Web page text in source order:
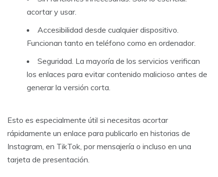
acortar y usar.
Accesibilidad desde cualquier dispositivo.
Funcionan tanto en teléfono como en ordenador.
Seguridad. La mayoría de los servicios verifican
los enlaces para evitar contenido malicioso antes de
generar la versión corta.
Esto es especialmente útil si necesitas acortar
rápidamente un enlace para publicarlo en historias de
Instagram, en TikTok, por mensajería o incluso en una
tarjeta de presentación.